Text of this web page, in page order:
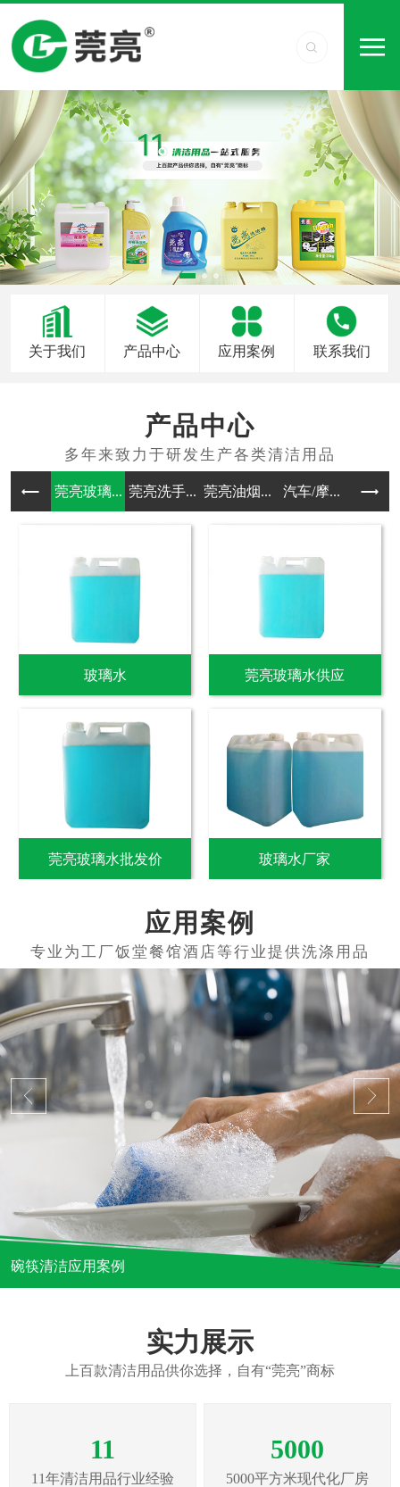
关于我们 产品中心 应用案例 联系我们
产品中心
莞亮玻璃... 莞亮洗手... 莞亮油烟... 汽车/摩... 其他
玻璃水 莞亮玻璃水供应
莞亮玻璃水批发价 玻璃水厂家
应用案例
碗筷清洁应用案例
实力展示
上百款清洁用品供你选择，自有“莞亮”商标
11
11年清洁用品行业经验
5000
5000平方米现代化厂房